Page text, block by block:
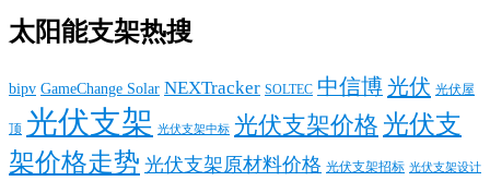
太阳能支架热搜
bipv GameChange Solar NEXTracker SOLTEC 中信博光伏 光伏屋
顶 光伏支架 光伏支架中标 光伏支架价格 光伏支
架价格走势 光伏支架原材料价格 光伏支架招标 光伏支架设计